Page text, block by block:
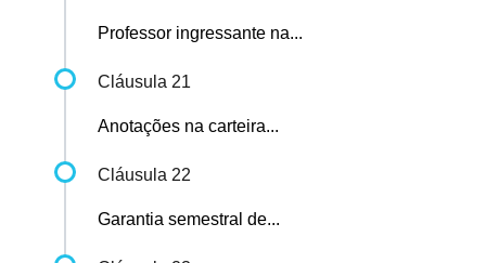
Professor ingressante na...
Cláusula 21
Anotações na carteira...
Cláusula 22
Garantia semestral de...